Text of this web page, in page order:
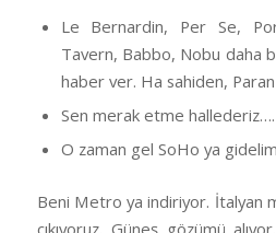
Le Bernardin, Per Se,
Tavern, Babbo, Nobu daha
haber ver. Ha sahiden, Paran
Sen merak etme hallederiz….
O zaman gel SoHo ya
Beni Metro ya indiriyor. İtalyan